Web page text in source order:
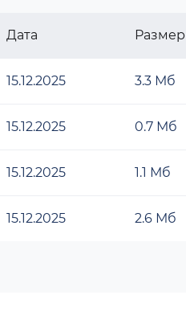
Дата Размер
15.12.2025 3.3 Мб
15.12.2025 0.7 Мб
15.12.2025 1.1 Мб
15.12.2025 2.6 Мб